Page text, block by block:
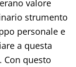
valore
strumento
personale e
a questa
Con questo